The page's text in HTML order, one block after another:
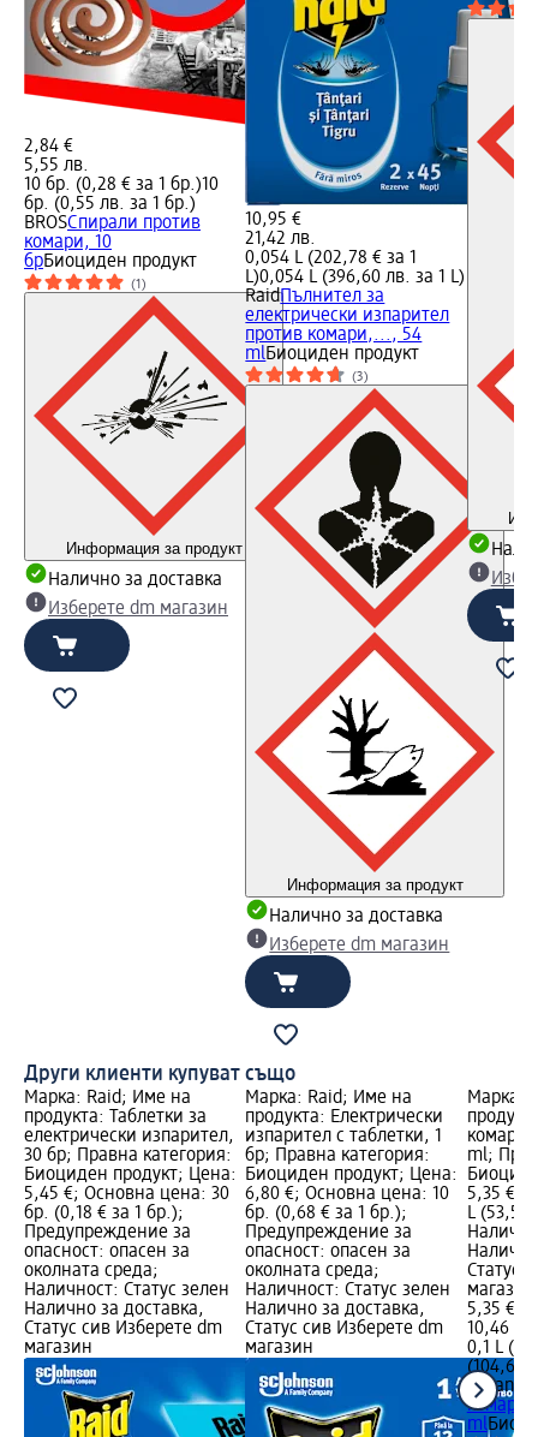
2,84 €
5,55 лв.
10 бр. (0,28 € за 1 бр.)10
бр. (0,55 лв. за 1 бр.)
BROSСпирали против
комари, 10
брБиоциден продукт
(1)
Информация за продукт
Налично за доставка
Изберете dm магазин
10,95 €
21,42 лв.
0,054 L (202,78 € за 1
L)0,054 L (396,60 лв. за 1 L)
RaidПълнител за
електрически изпарител
против комари,..., 54
mlБиоциден продукт
(3)
Информация за продукт
Налично за доставка
Изберете dm магазин
Други клиенти купуват също
Марка: Raid; Име на
продукта: Таблетки за
електрически изпарител,
30 бр; Правна категория:
Биоциден продукт; Цена:
5,45 €; Основна цена: 30
бр. (0,18 € за 1 бр.);
Предупреждение за
опасност: опасен за
околната среда;
Наличност: Статус зелен
Налично за доставка,
Статус сив Изберете dm
магазин
Марка: Raid; Име на
продукта: Електрически
изпарител с таблетки, 1
бр; Правна категория:
Биоциден продукт; Цена:
6,80 €; Основна цена: 10
бр. (0,68 € за 1 бр.);
Предупреждение за
опасност: опасен за
околната среда;
Наличност: Статус зелен
Налично за доставка,
Статус сив Изберете dm
магазин
Марка:
комари
ml;
5,35 €;
L (53,50
Статус
магазин
5,35 €
10,46 лв.
0,1 L
(104,64
Autan
комари
ml